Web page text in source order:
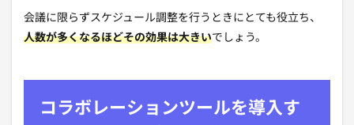
会議に限らずスケジュール調整を行うときにとても役立ち、
人数が多くなるほどその効果は大きいでしょう。
コラボレーションツールを導入す